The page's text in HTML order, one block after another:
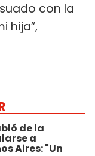
con la
hija”,
de la
a
Aires: "Un